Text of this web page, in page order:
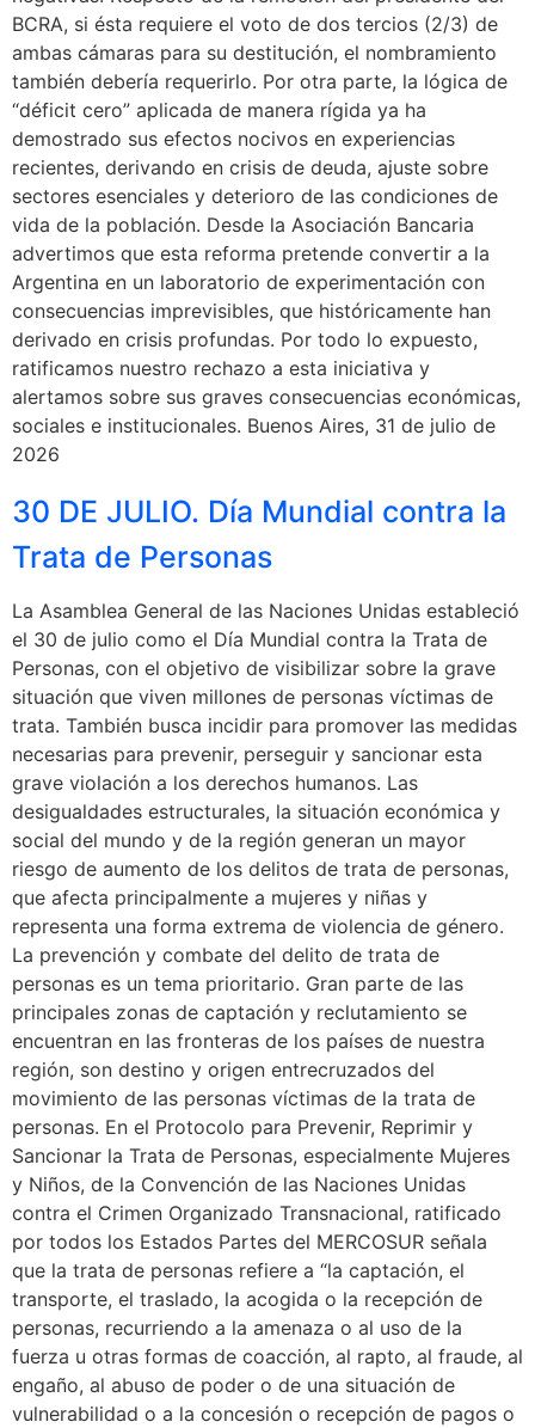
BCRA, si ésta requiere el voto de dos tercios (2/3) de
ambas cámaras para su destitución, el nombramiento
también debería requerirlo. Por otra parte, la lógica de
“déficit cero” aplicada de manera rígida ya ha
demostrado sus efectos nocivos en experiencias
recientes, derivando en crisis de deuda, ajuste sobre
sectores esenciales y deterioro de las condiciones de
vida de la población. Desde la Asociación Bancaria
advertimos que esta reforma pretende convertir a la
Argentina en un laboratorio de experimentación con
consecuencias imprevisibles, que históricamente han
derivado en crisis profundas. Por todo lo expuesto,
ratificamos nuestro rechazo a esta iniciativa y
alertamos sobre sus graves consecuencias económicas,
sociales e institucionales. Buenos Aires, 31 de julio de
2026
30 DE JULIO. Día Mundial contra la
Trata de Personas
La Asamblea General de las Naciones Unidas estableció
el 30 de julio como el Día Mundial contra la Trata de
Personas, con el objetivo de visibilizar sobre la grave
situación que viven millones de personas víctimas de
trata. También busca incidir para promover las medidas
necesarias para prevenir, perseguir y sancionar esta
grave violación a los derechos humanos. Las
desigualdades estructurales, la situación económica y
social del mundo y de la región generan un mayor
riesgo de aumento de los delitos de trata de personas,
que afecta principalmente a mujeres y niñas y
representa una forma extrema de violencia de género.
La prevención y combate del delito de trata de
personas es un tema prioritario. Gran parte de las
principales zonas de captación y reclutamiento se
encuentran en las fronteras de los países de nuestra
región, son destino y origen entrecruzados del
movimiento de las personas víctimas de la trata de
personas. En el Protocolo para Prevenir, Reprimir y
Sancionar la Trata de Personas, especialmente Mujeres
y Niños, de la Convención de las Naciones Unidas
contra el Crimen Organizado Transnacional, ratificado
por todos los Estados Partes del MERCOSUR señala
que la trata de personas refiere a “la captación, el
transporte, el traslado, la acogida o la recepción de
personas, recurriendo a la amenaza o al uso de la
fuerza u otras formas de coacción, al rapto, al fraude, al
engaño, al abuso de poder o de una situación de
vulnerabilidad o a la concesión o recepción de pagos o